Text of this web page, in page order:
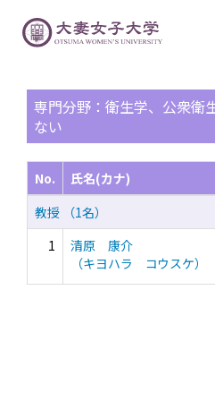
専門分野：衛生学、公衆衛
ない
No.
氏名(カナ)
教授 （1名）
1
清原 康介
（キヨハラ コウスケ）